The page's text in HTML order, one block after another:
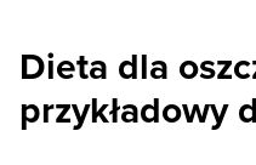
Dieta dla
przykładowy